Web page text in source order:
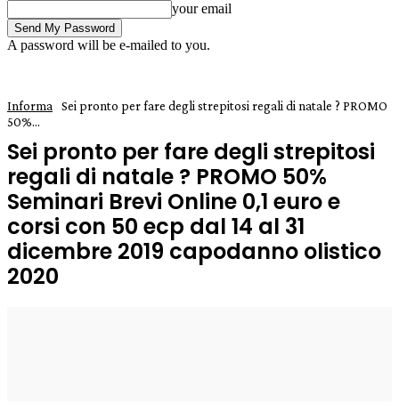
your email
A password will be e-mailed to you.
Informa
Sei pronto per fare degli strepitosi regali di natale ? PROMO
50%...
Sei pronto per fare degli strepitosi
regali di natale ? PROMO 50%
Seminari Brevi Online 0,1 euro e
corsi con 50 ecp dal 14 al 31
dicembre 2019 capodanno olistico
2020